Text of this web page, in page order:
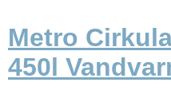
Metro
450l